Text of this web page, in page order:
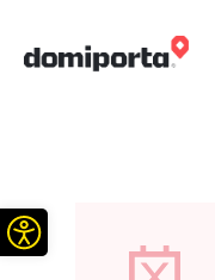
Otwórz pasek narzędzi